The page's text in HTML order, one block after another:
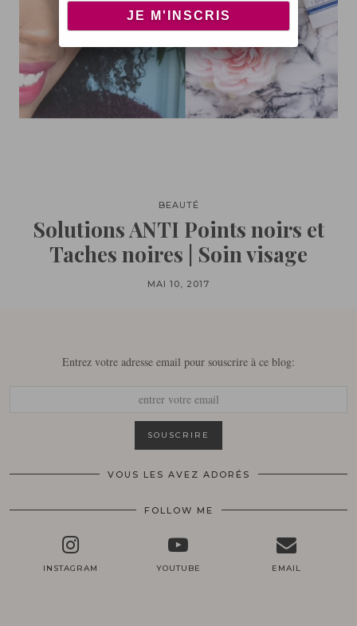
BEAUTÉ
Solutions ANTI Points noirs et
Taches noires | Soin visage
MAI 10, 2017
Entrez votre adresse email pour souscrire à ce blog:
VOUS LES AVEZ ADORÉS
FOLLOW ME
INSTAGRAM YOUTUBE EMAIL